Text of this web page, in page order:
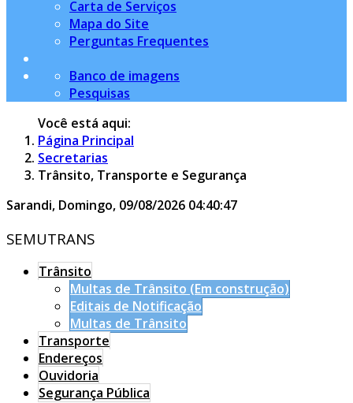
Carta de Serviços
Mapa do Site
Perguntas Frequentes
Banco de imagens
Pesquisas
Você está aqui:
Página Principal
Secretarias
Trânsito, Transporte e Segurança
Sarandi, Domingo, 09/08/2026 04:40:48
SEMUTRANS
Trânsito
Multas de Trânsito (Em construção)
Editais de Notificação
Multas de Trânsito
Transporte
Endereços
Ouvidoria
Segurança Pública